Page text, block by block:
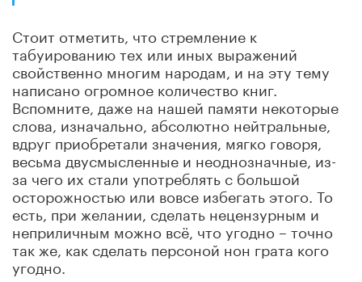
Стоит отметить, что стремление к
табуированию тех или иных выражений
свойственно многим народам, и на эту тему
написано огромное количество книг.
Вспомните, даже на нашей памяти некоторые
слова, изначально, абсолютно нейтральные,
вдруг приобретали значения, мягко говоря,
весьма двусмысленные и неоднозначные, из-
за чего их стали употреблять с большой
осторожностью или вовсе избегать этого. То
есть, при желании, сделать нецензурным и
неприличным можно всё, что угодно – точно
так же, как сделать персоной нон грата кого
угодно.